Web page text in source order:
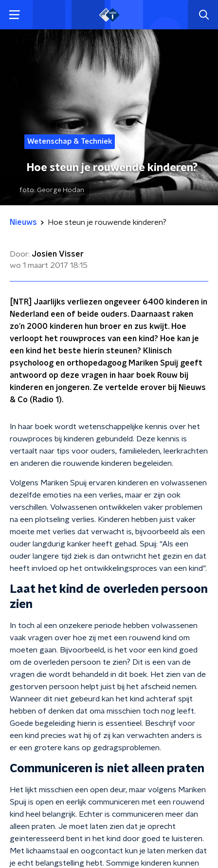
Wetenschap & Techniek
Hoe steun je rouwende kinderen?
foto:George Hodan
Nieuws Hoe steun je rouwende kinderen?
Door: Josien Visser
wo 1 maart 2017 18:15
[NTR] Jaarlijks verliezen ongeveer 6400 kinderen in
Nederland een of beide ouders. Daarnaast raken
zo’n 2000 kinderen hun broer en zus kwijt. Hoe
verloopt het rouwproces van een kind? Hoe kan je
een kind het beste hierin steunen? Klinisch
psycholoog en orthopedagoog Mariken Spuij geeft
antwoord op deze vragen in haar boek Rouw bij
kinderen en jongeren. Ze vertelde erover bij Nieuws
& Co (Radio 1).
In haar boek wordt wetenschappelijke kennis over het
rouwproces bij kinderen gebundeld. Deze kennis is
vertaalt naar tips voor ouders, familieleden, leerkrachten
en anderen die rouwende kinderen begeleiden.
Volgens Mariken Spuij ervaren kinderen en volwassenen
dezelfde emoties na een verlies, maar er zijn ook
verschillen. Volwassenen ontwikkelen vaker problemen
na een plotseling verlies. Kinderen hebben juist vaker
moeite met verlies dat verwacht is, bijvoorbeeld als een
ouder langdurig kanker heeft gehad. Spuij: “Als een
ouder langere tijd ziek is dan ontwricht het gezin en dat
heeft invloed op het ontwikkelingsproces van een kind”.
Laat het kind de overleden persoon
zien
In toch al een onzekere periode hebben volwassenen
vaak vragen over hoe zij met een rouwend kind om
moeten gaan. Bijvoorbeeld, is het voor een kind goed
om de overleden persoon te zien? Dit is een van de
vragen die wordt behandeld in dit boek. Het zien van de
gestorven persoon helpt juist bij het afscheid nemen.
Wanneer dit niet gebeurd kan het kind achteraf spijt
hebben of denken dat oma misschien toch nog leeft.
Goede begeleiding hierin is essentieel. Beschrijf voor
een kind precies wat hij of zij kan verwachten anders is
er een grotere kans op gedragsproblemen.
Communiceren is niet alleen praten
Het lijkt misschien een open deur, maar volgens Mariken
Spuij is open en eerlijk communiceren met een rouwend
kind heel belangrijk. Echter is communiceren meer dan
alleen praten. Je moet laten zien dat je oprecht
geïnteresseerd bent in het kind door goed te luisteren.
Met lichaamstaal en oogcontact kun je laten merken dat
je echt belangstelling hebt. Sommige kinderen kunnen